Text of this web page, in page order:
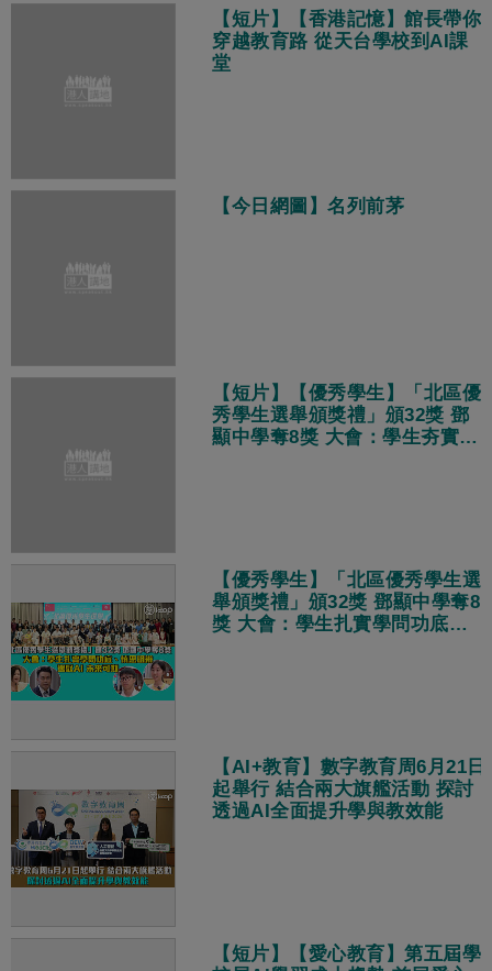
【短片】【香港記憶】館長帶你
穿越教育路 從天台學校到AI課
堂
【今日網圖】名列前茅
【短片】【優秀學生】「北區優
秀學生選舉頒獎禮」頒32獎 鄧
顯中學奪8獎 大會：學生夯實學
【優秀學生】「北區優秀學生選
舉頒獎禮」頒32獎 鄧顯中學奪8
獎 大會：學生扎實學問功底、
【AI+教育】數字教育周6月21日
起舉行 結合兩大旗艦活動 探討
透過AI全面提升學與教效能
【短片】【愛心教育】第五屆學